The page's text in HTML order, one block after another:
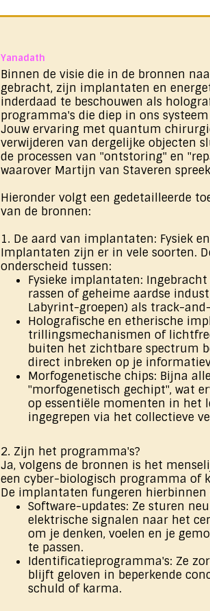
Yanadath
Binnen de visie die in de bronnen
gebracht, zijn implantaten en
inderdaad te beschouwen als
programma's die diep in ons
Jouw ervaring met quantum
verwijderen van dergelijke objecten
de processen van "ontstoring" en
waarover Martijn van Staveren
Hieronder volgt een gedetailleerde
van de bronnen:
1. De aard van implantaten: Fysiek
Implantaten zijn er in vele soorten.
onderscheid tussen:
Fysieke implantaten:
rassen of geheime aardse
Labyrint-groepen) als track-
Holografische en etherische
trillingsmechanismen of
buiten het zichtbare spectrum
direct inbreken op je
Morfogenetische chips: Bijna
"morfogenetisch gechipt", wat
op essentiële momenten in het
ingegrepen via het collectieve
2. Zijn het programma's?
Ja, volgens de bronnen is het
een cyber-biologisch programma of
De implantaten fungeren hierbinnen
Software-updates: Ze sturen
elektrische signalen naar het
om je denken, voelen en je
te passen.
Identificatieprogramma's: Ze
blijft geloven in beperkende
schuld of karma.